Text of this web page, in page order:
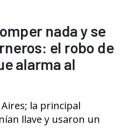
nada y se
el robo de
alarma al
la principal
llave y usaron un